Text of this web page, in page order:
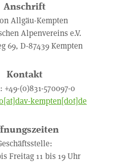
Anschrift
Allgäu-Kempten
Alpenvereins e.V.
69, D-87439 Kempten
Kontakt
+49-(0)831-570097-0
kempten[dot]de
Freitag 11 bis 19 Uhr